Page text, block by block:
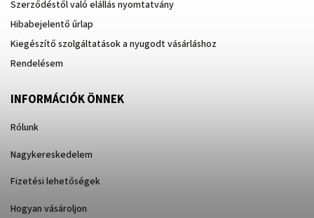
Szerződéstől való elállás nyomtatvány
Hibabejelentő űrlap
Kiegészítő szolgáltatások a nyugodt vásárláshoz
Rendelésem
INFORMÁCIÓK ÖNNEK
Rólunk
Nagykereskedelem
Fizetési lehetőségek
Hogyan vásároljon